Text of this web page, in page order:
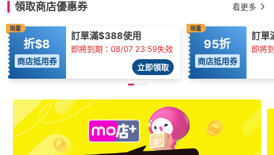
領取商店優惠券 看更多
限量
折$8
商店抵用券
訂單滿$388使用
即將到期：08/07 23:59失效
立即領取
限量
95折
商店抵用券
訂單
即將